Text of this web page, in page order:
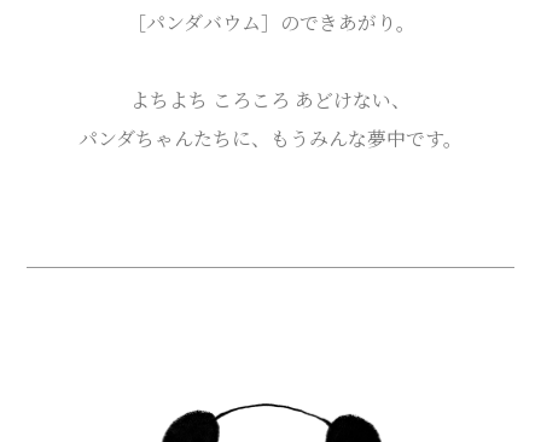
［パンダバウム］のできあがり。
よちよち ころころ あどけない、
パンダちゃんたちに、もうみんな夢中です。